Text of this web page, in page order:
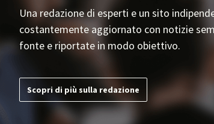
Una redazione di esperti e un sito
costantemente aggiornato con notizie
fonte e riportate in modo obiettivo.
Scopri di più sulla redazione